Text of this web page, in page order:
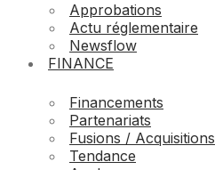
Approbations
Actu réglementaire
Newsflow
FINANCE
Financements
Partenariats
Fusions / Acquisitions
Tendance